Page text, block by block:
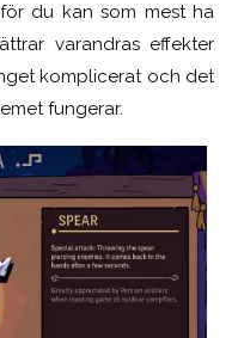
du kan som mest ha
varandras effekter
komplicerat och det
fungerar.